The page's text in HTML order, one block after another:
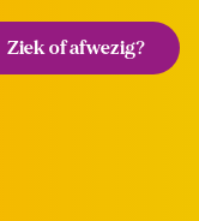
Ziek of afwezig?